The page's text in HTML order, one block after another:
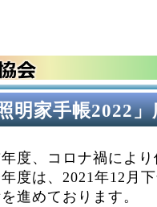
明家手帳2022
度、コロナ禍によ
度は、2021年12月
進めております。